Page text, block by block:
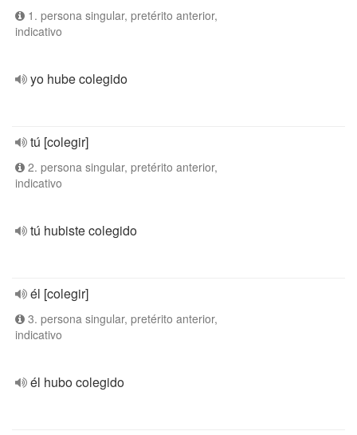
1. persona singular, pretérito anterior,
indicativo
yo hube colegido
tú [colegir]
2. persona singular, pretérito anterior,
indicativo
tú hubiste colegido
él [colegir]
3. persona singular, pretérito anterior,
indicativo
él hubo colegido